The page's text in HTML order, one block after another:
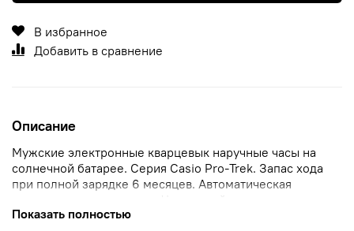
В избранное
Добавить в сравнение
Описание
Мужские электронные кварцевык наручные часы на
солнечной батарее. Серия Casio Pro-Trek. Запас хода
при полной зарядке 6 месяцев. Автоматическая
светодиодная подсветка. Часы устойчивы к низким
температурам (-10 градусов по Цельсию). Технология
Показать полностью